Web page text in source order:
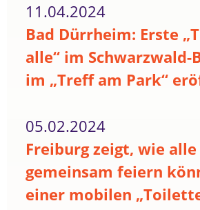
11.04.2024
Bad Dürrheim: Erste
alle“ im Schwarzwald-
im „Treff am Park“
05.02.2024
Freiburg zeigt, wie alle
gemeinsam feiern
einer mobilen